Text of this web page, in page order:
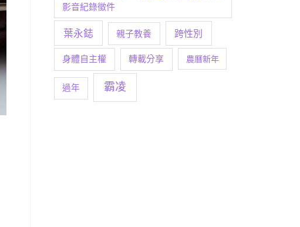
影音紀錄徵件
葉永鋕 親子教養 跨性別
身體自主權 轉載分享 農曆新年
過年 霸凌